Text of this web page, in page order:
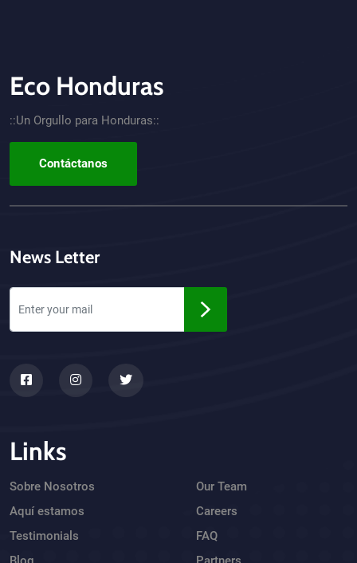
CTA - Footer
Eco Honduras
::Un Orgullo para Honduras::
Contáctanos
News Letter
Links
Sobre Nosotros
Aquí estamos
Testimonials
Our Team
Careers
FAQ